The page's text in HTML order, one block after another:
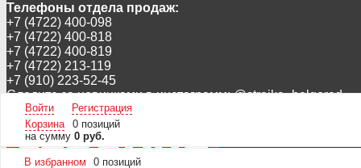
Телефоны отдела продаж:
+7 (4722) 400-098
+7 (4722) 400-818
+7 (4722) 400-819
+7 (4722) 213-119
+7 (910) 223-52-45
Следите за новинками в инстаграмм:@stroika_belgorod
А так же в ВКhttps://vk.com/ooostroika
Войти
Регистрация
Корзина
0 позиций
на сумму 0 руб.
В избранном 0 позиций